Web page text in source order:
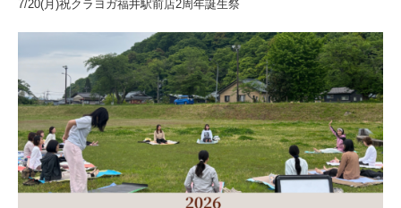
7/20(月)祝クラヨガ福井駅前店2周年誕生祭